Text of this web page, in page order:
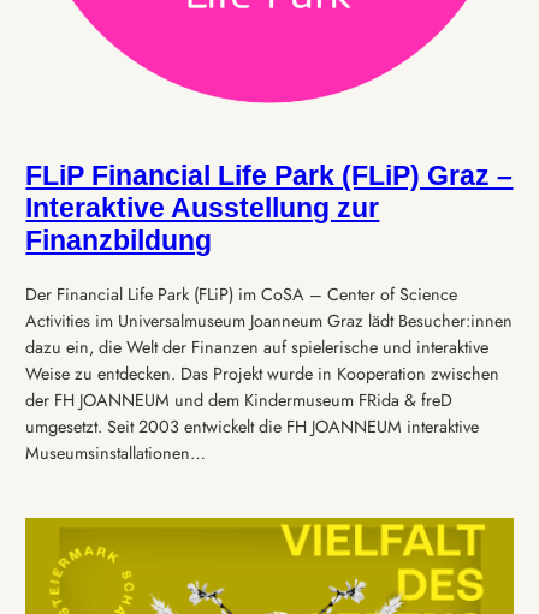
FLiP Financial Life Park (FLiP) Graz –
Interaktive Ausstellung zur
Finanzbildung
Der Financial Life Park (FLiP) im CoSA – Center of Science
Activities im Universalmuseum Joanneum Graz lädt Besucher:innen
dazu ein, die Welt der Finanzen auf spielerische und interaktive
Weise zu entdecken. Das Projekt wurde in Kooperation zwischen
der FH JOANNEUM und dem Kindermuseum FRida & freD
umgesetzt. Seit 2003 entwickelt die FH JOANNEUM interaktive
Museumsinstallationen…